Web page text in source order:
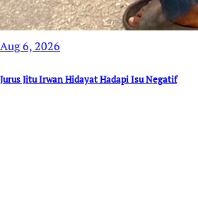
Aug 6, 2026
Jurus Jitu Irwan Hidayat Hadapi Isu Negatif